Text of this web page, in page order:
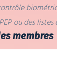
ou des listes
membres